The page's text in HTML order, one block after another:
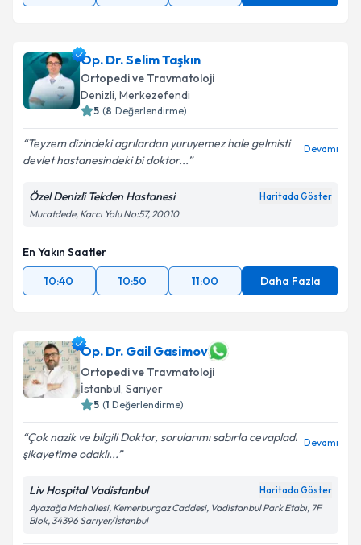
Op. Dr. Selim Taşkın
Ortopedi ve Travmatoloji
Denizli, Merkezefendi
5 (8 Değerlendirme)
Teyzem dizindeki agrılardan yuruyemez hale gelmisti
devlet hastanesindeki bi doktor...
Devamı
Özel Denizli Tekden Hastanesi Haritada Göster
Muratdede, Karcı Yolu No:57, 20010
En Yakın Saatler
10:40
10:50 11:00 Daha Fazla
Op. Dr. Gail Gasimov
Ortopedi ve Travmatoloji
İstanbul, Sarıyer
5 (1 Değerlendirme)
Çok nazik ve bilgili Doktor, sorularımı sabırla cevapladı
şikayetime odaklı...
Devamı
Liv Hospital Vadistanbul Haritada Göster
Ayazağa Mahallesi, Kemerburgaz Caddesi, Vadistanbul Park Etabı, 7F
Blok, 34396 Sarıyer/İstanbul